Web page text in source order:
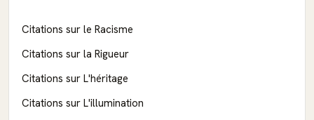
Citations sur le Racisme
Citations sur la Rigueur
Citations sur L'héritage
Citations sur L'illumination